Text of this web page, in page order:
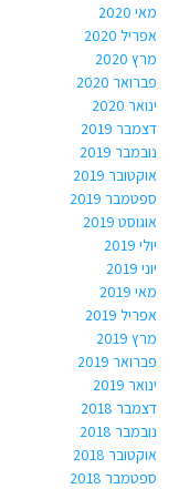
מאי 2020
אפריל 2020
מרץ 2020
פברואר 2020
ינואר 2020
דצמבר 2019
נובמבר 2019
אוקטובר 2019
ספטמבר 2019
אוגוסט 2019
יולי 2019
יוני 2019
מאי 2019
אפריל 2019
מרץ 2019
פברואר 2019
ינואר 2019
דצמבר 2018
נובמבר 2018
אוקטובר 2018
ספטמבר 2018